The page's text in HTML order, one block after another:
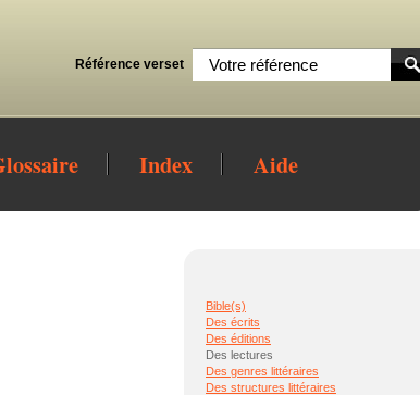
Référence verset
Index Aide
Bible(s)
Des écrits
Des éditions
Des lectures
Des genres littéraires
Des structures littéraires